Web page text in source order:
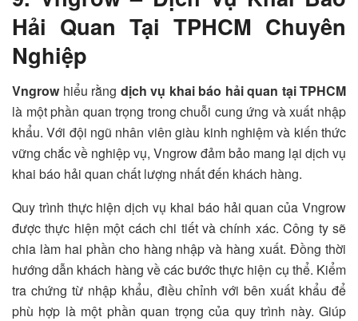
Hải Quan Tại TPHCM Chuyên
Nghiệp
Vngrow hiểu rằng dịch vụ khai báo hải quan tại TPHCM
là một phần quan trọng trong chuỗi cung ứng và xuất nhập
khẩu. Với đội ngũ nhân viên giàu kinh nghiệm và kiến thức
vững chắc về nghiệp vụ, Vngrow đảm bảo mang lại dịch vụ
khai báo hải quan chất lượng nhất đến khách hàng.
Quy trình thực hiện dịch vụ khai báo hải quan của Vngrow
được thực hiện một cách chi tiết và chính xác. Công ty sẽ
chia làm hai phần cho hàng nhập và hàng xuất. Đồng thời
hướng dẫn khách hàng về các bước thực hiện cụ thể. Kiểm
tra chứng từ nhập khẩu, điều chỉnh với bên xuất khẩu để
phù hợp là một phần quan trọng của quy trình này. Giúp